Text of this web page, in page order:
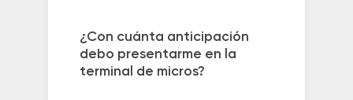
¿Con cuánta anticipación
debo presentarme en la
terminal de micros?